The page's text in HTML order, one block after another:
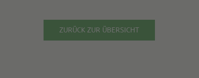
ZURÜCK ZUR ÜBERSICHT